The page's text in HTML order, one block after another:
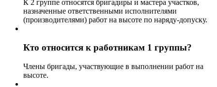
К 2 группе относятся бригадиры и мастера участков,
назначенные ответственными исполнителями
(производителями) работ на высоте по наряду-допуску.
Кто относится к работникам 1 группы?
Члены бригады, участвующие в выполнении работ на
высоте.